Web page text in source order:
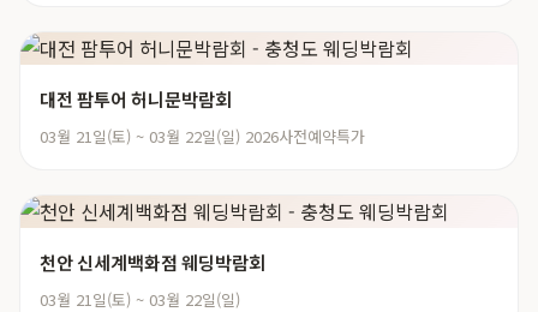
대전 팜투어 허니문박람회
03월 21일(토) ~ 03월 22일(일) 2026사전예약특가
천안 신세계백화점 웨딩박람회
03월 21일(토) ~ 03월 22일(일)